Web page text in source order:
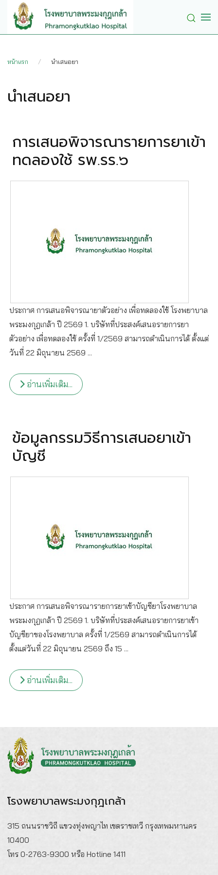
Skip to main content
หน้าแรก นำเสนอยา
นำเสนอยา
การเสนอพิจารณารายการยาเข้า
ทดลองใช้ รพ.รร.๖
ประกาศ การเสนอพิจารณายาตัวอย่าง เพื่อทดลองใช้ โรงพยาบาล
พระมงกุฎเกล้า ปี 2569 1. บริษัทที่ประสงค์เสนอรายการยา
ตัวอย่าง เพื่อทดลองใช้ ครั้งที่ 1/2569 สามารถดำเนินการได้ ตั้งแต่
วันที่ 22 มิถุนายน 2569 ...
อ่านเพิ่มเติม...
ข้อมูลกรรมวิธีการเสนอยาเข้า
บัญชี
ประกาศ การเสนอพิจารณารายการยาเข้าบัญชียาโรงพยาบาล
พระมงกุฎเกล้า ปี 2569 1. บริษัทที่ประสงค์เสนอรายการยาเข้า
บัญชียาของโรงพยาบาล ครั้งที่ 1/2569 สามารถดำเนินการได้
ตั้งแต่วันที่ 22 มิถุนายน 2569 ถึง 15 ...
อ่านเพิ่มเติม...
โรงพยาบาลพระมงกุฎเกล้า
315 ถนนราชวิถี แขวงทุ่งพญาไท เขตราชเทวี กรุงเทพมหานคร
10400
โทร 0-2763-9300 หรือ Hotline 1411